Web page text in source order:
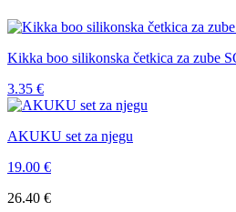
Kikka boo silikonska četkica za zube
3.35 €
AKUKU set za njegu
19.00 €
26.40 €